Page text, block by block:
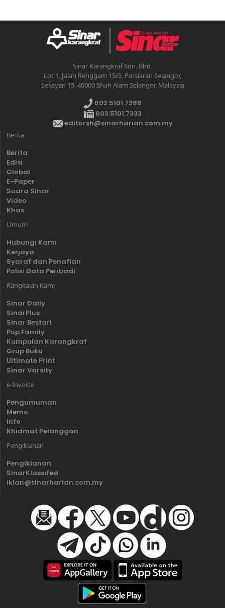
Sinar Karangkraf Sdn. Bhd.
Lot 1, Jalan Renggam 15/5, Persiaran Selangor,
Seksyen 15, 40000 Shah Alam Selangor, Malaysia
603.5101.7388
603.5101.7333
editorsh@sinarharian.com.my
Berita
Berita
Edisi
Global
E-Paper
Suara Sinar
Video
Khas
Umum
Hubungi Kami
Kerjaya
Syarat dan Penafian
Polisi Data Peribadi
Rangkaian Kami
Sinar Daily
SinarPlus
Sinar Bestari
Pop Family
Kumpulan Karangkraf
Grup Buku
Ultimate Print
Sinar Varsity
e-Invoice
Pengumuman
Memo
Info
Khidmat Pelanggan
Pengiklanan
Pengiklanan
SinarKlassifed
iklan@sinarharian.com.my